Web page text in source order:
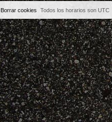
Todos los horarios son UTC
Borrar cookies